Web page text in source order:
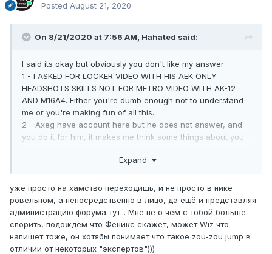
Posted August 21, 2020
On 8/21/2020 at 7:56 AM, Hahated said:
I said its okay but obviously you don't like my answer
1 - I ASKED FOR LOCKER VIDEO WITH HIS AEK ONLY
HEADSHOTS SKILLS NOT FOR METRO VIDEO WITH AK-12
AND M16A4. Either you're dumb enough not to understand
me or you're making fun of all this.
2 - Axeg have account here but he does not answer, and
you do it for him, it makes me think some things about you
3 - His name from Axeg_huesos (correct me if I'm wrong
P*ssyDestroyer. Obviously offensive names, but obviously
the rules only apply to some and not to others.
4 - You immediately start with - LET'S VOTE. So you and
your friends going to vote for him and going to save
him. This is an old story here with several representatives of
the Middle East. I call such stories boy love boys stories.
Expand
уже просто на хамство переходишь, и не просто в нике
ровельном, а непосредственно в лицо, да ещё и представляя
администрацию форума тут... Мне не о чем с тобой больше
спорить, подождём что Феникс скажет, может Wiz что
напишет тоже, он хотябы понимает что такое zou-zou jump в
отличии от некоторых "экспертов")))